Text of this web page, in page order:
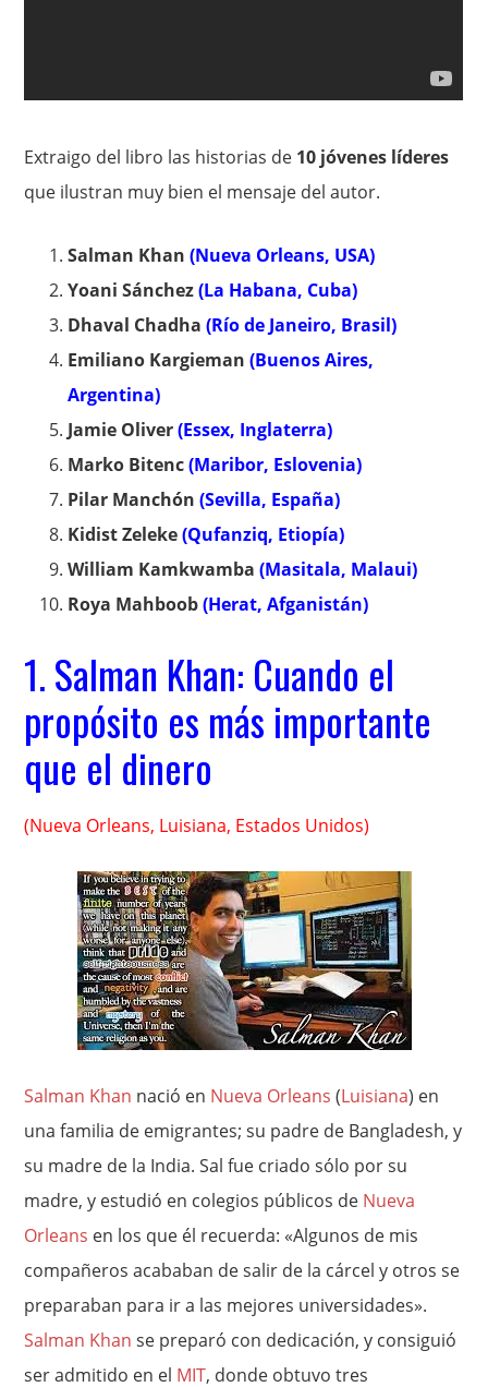
Extraigo del libro las historias de 10 jóvenes líderes
que ilustran muy bien el mensaje del autor.
Salman Khan(Nueva Orleans, USA)
Yoani Sánchez(La Habana, Cuba)
Dhaval Chadha(Río de Janeiro, Brasil)
Emiliano Kargieman(Buenos Aires,
Argentina)
Jamie Oliver(Essex, Inglaterra)
Marko Bitenc(Maribor, Eslovenia)
Pilar Manchón(Sevilla, España)
Kidist Zeleke(Qufanziq, Etiopía)
William Kamkwamba(Masitala, Malaui)
Roya Mahboob(Herat, Afganistán)
1. Salman Khan: Cuando el
propósito es más importante
que el dinero
(Nueva Orleans, Luisiana, Estados Unidos)
Salman Khan nació en Nueva Orleans (Luisiana) en
una familia de emigrantes; su padre de Bangladesh, y
su madre de la India. Sal fue criado sólo por su
madre, y estudió en colegios públicos de Nueva
Orleans en los que él recuerda: «Algunos de mis
compañeros acababan de salir de la cárcel y otros se
preparaban para ir a las mejores universidades».
Salman Khan se preparó con dedicación, y consiguió
ser admitido en el MIT, donde obtuvo tres